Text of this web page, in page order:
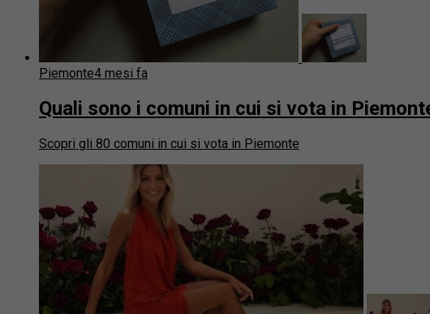
Piemonte4 mesi fa
Quali sono i comuni in cui si vota in
Scopri gli 80 comuni in cui si vota in Piemonte